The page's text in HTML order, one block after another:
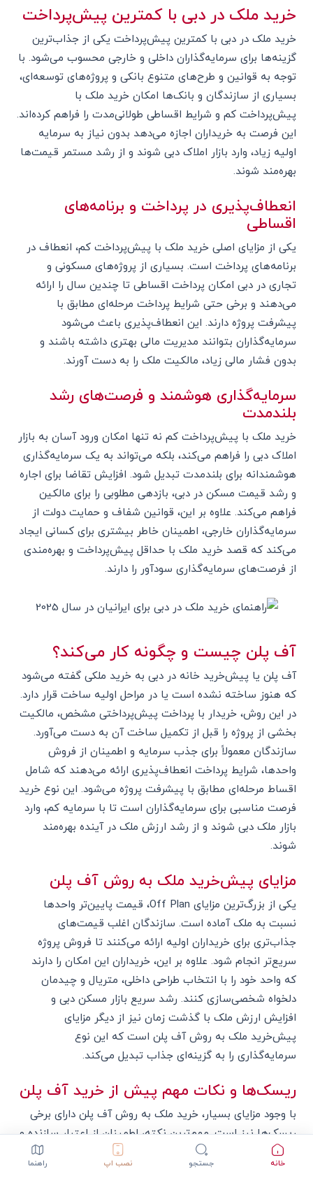
خرید ملک در دبی با کمترین پیش‌پرداخت
خرید ملک در دبی با کمترین پیش‌پرداخت یکی از جذاب‌ترین
گزینه‌ها برای سرمایه‌گذاران داخلی و خارجی محسوب می‌شود. با
توجه به قوانین و طرح‌های متنوع بانکی و پروژه‌های توسعه‌ای،
بسیاری از سازندگان و بانک‌ها امکان خرید ملک با
پیش‌پرداخت کم و شرایط اقساطی طولانی‌مدت را فراهم کرده‌اند.
این فرصت به خریداران اجازه می‌دهد بدون نیاز به سرمایه
اولیه زیاد، وارد بازار املاک دبی شوند و از رشد مستمر قیمت‌ها
بهره‌مند شوند.
انعطاف‌پذیری در پرداخت و برنامه‌های
اقساطی
یکی از مزایای اصلی خرید ملک با پیش‌پرداخت کم، انعطاف در
برنامه‌های پرداخت است. بسیاری از پروژه‌های مسکونی و
تجاری در دبی امکان پرداخت اقساطی تا چندین سال را ارائه
می‌دهند و برخی حتی شرایط پرداخت مرحله‌ای مطابق با
پیشرفت پروژه دارند. این انعطاف‌پذیری باعث می‌شود
سرمایه‌گذاران بتوانند مدیریت مالی بهتری داشته باشند و
بدون فشار مالی زیاد، مالکیت ملک را به دست آورند.
سرمایه‌گذاری هوشمند و فرصت‌های رشد
بلندمدت
خرید ملک با پیش‌پرداخت کم نه تنها امکان ورود آسان به بازار
املاک دبی را فراهم می‌کند، بلکه می‌تواند به یک سرمایه‌گذاری
هوشمندانه برای بلندمدت تبدیل شود. افزایش تقاضا برای اجاره
و رشد قیمت مسکن در دبی، بازدهی مطلوبی را برای مالکین
فراهم می‌کند. علاوه بر این، قوانین شفاف و حمایت دولت از
سرمایه‌گذاران خارجی، اطمینان خاطر بیشتری برای کسانی ایجاد
می‌کند که قصد خرید ملک با حداقل پیش‌پرداخت و بهره‌مندی
از فرصت‌های سرمایه‌گذاری سودآور را دارند.
آف پلن چیست و چگونه کار می‌کند؟
آف پلن یا پیش‌خرید خانه در دبی به خرید ملکی گفته می‌شود
که هنوز ساخته نشده است یا در مراحل اولیه ساخت قرار دارد.
در این روش، خریدار با پرداخت پیش‌پرداختی مشخص، مالکیت
بخشی از پروژه را قبل از تکمیل ساخت آن به دست می‌آورد.
سازندگان معمولاً برای جذب سرمایه و اطمینان از فروش
واحدها، شرایط پرداخت انعطاف‌پذیری ارائه می‌دهند که شامل
اقساط مرحله‌ای مطابق با پیشرفت پروژه می‌شود. این نوع خرید
فرصت مناسبی برای سرمایه‌گذاران است تا با سرمایه کم، وارد
بازار ملک دبی شوند و از رشد ارزش ملک در آینده بهره‌مند
شوند.
مزایای پیش‌خرید ملک به روش آف پلن
یکی از بزرگ‌ترین مزایای Off Plan، قیمت پایین‌تر واحدها
نسبت به ملک آماده است. سازندگان اغلب قیمت‌های
جذاب‌تری برای خریداران اولیه ارائه می‌کنند تا فروش پروژه
سریع‌تر انجام شود. علاوه بر این، خریداران این امکان را دارند
که واحد خود را با انتخاب طراحی داخلی، متریال و چیدمان
دلخواه شخصی‌سازی کنند. رشد سریع بازار مسکن دبی و
افزایش ارزش ملک با گذشت زمان نیز از دیگر مزایای
پیش‌خرید ملک به روش آف پلن است که این نوع
سرمایه‌گذاری را به گزینه‌ای جذاب تبدیل می‌کند.
ریسک‌ها و نکات مهم پیش از خرید آف پلن
با وجود مزایای بسیار، خرید ملک به روش آف پلن دارای برخی
ریسک‌ها نیز است. مهم‌ترین نکته، اطمینان از اعتبار سازنده و
سابقه پروژه‌های پیشین اوست. تاخیر در ساخت، تغییرات در
قیمت تمام شده، یا مشکلات قانونی ممکن است برخی
خانه جستجو نصب اپ راهنما